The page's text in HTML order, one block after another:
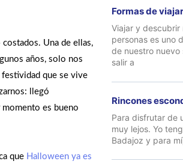
Una de ellas,
años, solo nos
festividad que se vive
llegó
momento es bueno
que Halloween ya es
Formas de
Viajar y descubrir
personas es uno
de nuestro nuevo
salir a
Rincones
Para disfrutar de
muy lejos. Yo
Badajoz y para